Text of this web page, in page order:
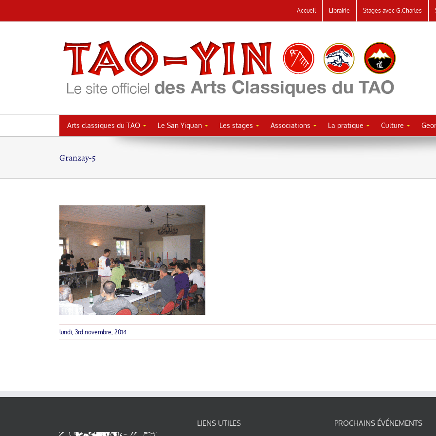
au
Accueil Librairie Stages avec G.Charles
Arts classiques du TAO Le San Yiquan Les stages Associations La pratique Culture
Granzay-5
lundi, 3rd novembre, 2014
LIENS UTILES PROCHAINS ÉVÉNEMENTS